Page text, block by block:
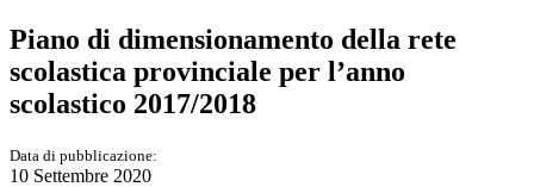
Piano di dimensionamento della rete
scolastica provinciale per l’anno
scolastico 2017/2018
Data di pubblicazione:
10 Settembre 2020